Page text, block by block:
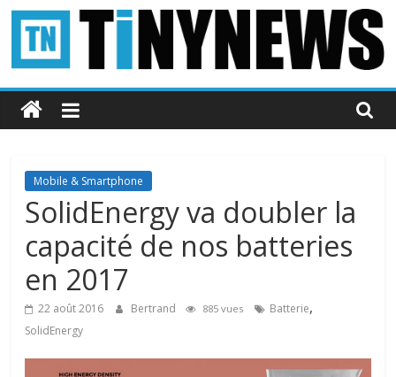
Passer
contenu
Tinynews
Le
belge
connecté
Mobile & Smartphone
SolidEnergy va doubler la
capacité de nos batteries
en 2017
22 août 2016 Bertrand 885 vues Batterie,
SolidEnergy